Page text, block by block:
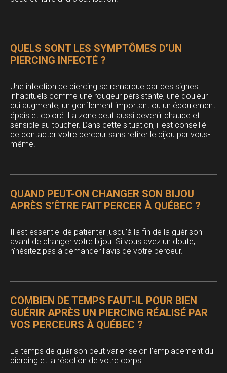
QUELS SONT LES SYMPTÔMES D’UN
PIERCING INFECTÉ ?
Une infection de piercing se remarque par des signes
inhabituels comme une rougeur persistante, une douleur
qui augmente, un gonflement important ou un écoulement
épais et coloré. La zone peut aussi devenir chaude et
sensible au toucher. Dans cette situation, il est conseillé
de contacter votre perceur sans retirer le bijou par vous-
même.
QUAND PEUT-ON CHANGER SON BIJOU
APRÈS S’ÊTRE FAIT PERCER À QUÉBEC ?
Il est essentiel de patienter jusqu’à la fin de la guérison
avant de changer votre bijou. Si vous avez un doute,
n’hésitez pas à demander l’avis de votre perceur.
COMBIEN DE TEMPS FAUT-IL POUR BIEN
GUÉRIR APRÈS UN PIERCING RÉALISÉ PAR
VOS PERCEURS À QUÉBEC ?
Le temps de guérison peut varier selon l’emplacement du
piercing et la réaction de votre corps.